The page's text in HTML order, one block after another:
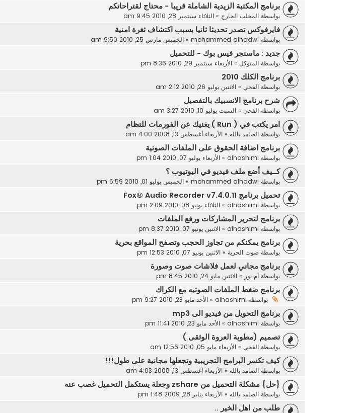
برنامج المكتبة الزيدية الشاملة قريبا - محتاج لقتراحاتكم
بواسطة المخلب الجارح » الثلاثاء سبتمبر 28, 2010 9:45 am
فايرفوكس تصدر تحديثا ثانيا بسبب اكتشاف ثغرة امنية
بواسطة mohammed alhadwi
» الخميس مارس 25, 2010 9:50 am
جديد : ماسنجر فيس بوك - للتحميل
بواسطة المتوكل » الأربعاء سبتمبر 29, 2010 8:36 pm
برنامج الكلك 2010
بواسطة الفخي » الاثنين يوليو 26, 2010 2:12 am
شرح برنامج الانسبيك بالتفصيل
بواسطة الفخي » السبت يوليو 10, 2010 3:27 am
امر يكتب في ( Run ) يغنيك عن الفورمات للنظام
بواسطة الصامد بالله » الأربعاء أغسطس 13, 2008 4:00 am
برنامج اضافة الحقوق على الملفات الصوتية
بواسطة alhashimi
» الأربعاء يوليو 07, 2010 1:04 pm
كــيف أضع ملف فيديو في اليوتيوب ؟
بواسطة mohammed alhadwi
» الخميس يوليو 01, 2010 6:59 pm
تحميل برنامج Fox® Audio Recorder v7.4.0.11
بواسطة alhashimi
» الثلاثاء يونيو 08, 2010 2:09 pm
برنامج لتحرير المشاركات ورفع الملفات
بواسطة alhashimi
» الاثنين يونيو 07, 2010 8:37 pm
برنامج يمكنكم من تجاوز الحجب وتصفح المواقع بحرية
بواسطة صوت الحرية » الاثنين يونيو 07, 2010 12:53 pm
برنامج مجاني لعمل فلاشات صوت وصورة
بواسطة أم نور » الاثنين مايو 24, 2010 8:45 pm
برنامج ضغط الملفات الصوتيه مع الكراك
بواسطة alhashimi
» الأحد مايو 23, 2010 9:27 pm
برنامج التحويل من فيديو الى mp3
بواسطة alhashimi
» الأحد مايو 23, 2010 11:41 pm
تصميم (مطوية العروة الوثقى )
بواسطة الفخي » الأربعاء مايو 05, 2010 12:56 am
كيف تكسر البرامج التجريبية وتجعلها مجانية على طول!!!
بواسطة الصامد بالله » الأربعاء أغسطس 13, 2008 4:03 am
{حل} مشكلة التحميل من zshare وجعلة يستكمل التحميل غصب عنه
بواسطة الصامد بالله » الأربعاء يناير 28, 2009 1:48 pm
طلب من اهل الخير ..